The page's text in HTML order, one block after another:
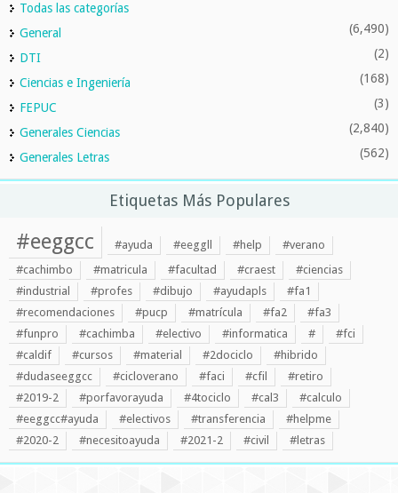
Todas las categorías
General
(6,490)
DTI (2)
Ciencias e Ingeniería (168)
FEPUC (3)
Generales Ciencias (2,840)
Generales Letras (562)
Etiquetas Más Populares
#eeggcc #ayuda #eeggll #help
#verano
#cachimbo
#matricula #facultad #craest
#ciencias
#industrial
#profes #dibujo #ayudapls
#fa1
#recomendaciones
#pucp #matrícula #fa2
#fa3
#funpro
#cachimba #electivo #informatica #
#fci
#caldif
#cursos #material #2dociclo
#hibrido
#dudaseeggcc
#cicloverano #faci #cfil
#retiro
#2019-2
#porfavorayuda #4tociclo #cal3
#calculo
#eeggcc#ayuda
#electivos #transferencia
#helpme
#2020-2
#necesitoayuda #2021-2 #civil #letras